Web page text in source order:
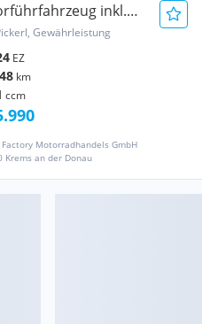
inkl.
Gewährleistung
EZ
km
ccm
Factory Motorradhandels GmbH
Krems an der Donau